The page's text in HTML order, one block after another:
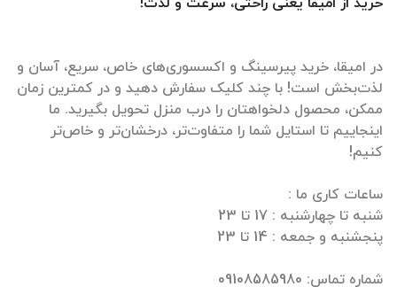
در امیقا، خرید پیرسینگ و اکسسوری‌های خاص، سریع، آسان و
لذت‌بخش است! با چند کلیک سفارش دهید و در کمترین زمان
ممکن، محصول دلخواهتان را درب منزل تحویل بگیرید. ما
اینجاییم تا استایل شما را متفاوت‌تر، درخشان‌تر و خاص‌تر